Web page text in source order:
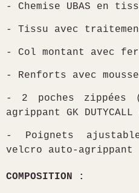
- Chemise UBAS en
- Tissu avec
- Col montant avec
- Renforts avec
- 2 poches zippées
agrippant GK
- Poignets
velcro auto-agrippant
COMPOSITION :